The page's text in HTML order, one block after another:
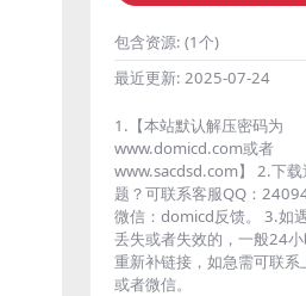
包含资源: (1个)
最近更新: 2025-07-24
1.【本站默认解压密码为
www.domicd.com或者
www.sacdsd.com】 2.下载
题？可联系客服QQ：
微信：domicd反馈。 3.如
丢失或者失效的，一般24
重新补链接，如急需可联系
或者微信。